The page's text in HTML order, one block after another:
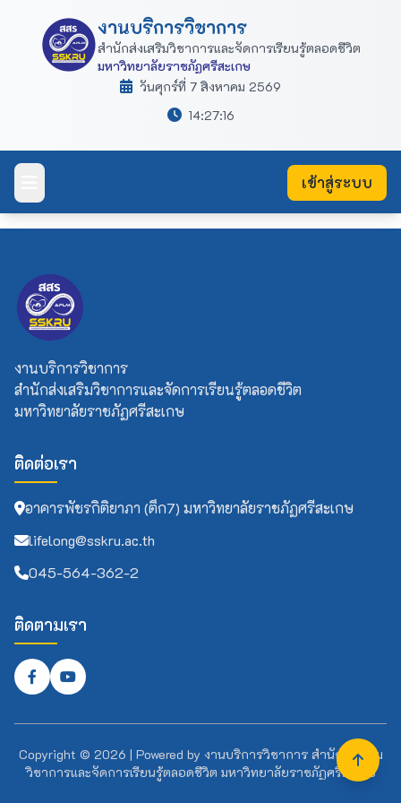
งานบริการวิชาการ
สำนักส่งเสริมวิชาการและจัดการเรียนรู้ตลอดชีวิต
มหาวิทยาลัยราชภัฏศรีสะเกษ
วันศุกร์ที่ 7 สิงหาคม 2569
14:27:17
เข้าสู่ระบบ
งานบริการวิชาการ
สำนักส่งเสริมวิชาการและจัดการเรียนรู้ตลอดชีวิต
มหาวิทยาลัยราชภัฏศรีสะเกษ
ติดต่อเรา
อาคารพัชรกิติยาภา (ตึก7) มหาวิทยาลัยราชภัฏศรีสะเกษ
lifelong@sskru.ac.th
045-564-362-2
ติดตามเรา
Copyright © 2026 | Powered by งานบริการวิชาการ สำนักส่งเสริม
วิชาการและจัดการเรียนรู้ตลอดชีวิต มหาวิทยาลัยราชภัฏศรีสะเกษ